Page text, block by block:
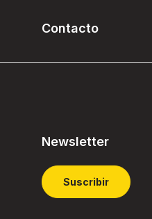
Contacto
Newsletter
Suscribir